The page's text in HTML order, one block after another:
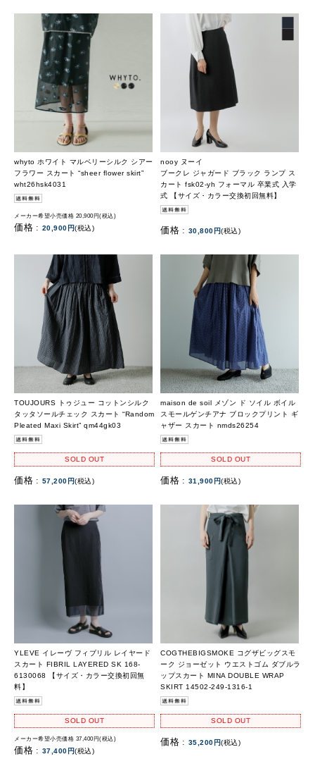
whyto ホワイト マルベリーシルク シアー
フラワー スカート “sheer flower skirt”
wht26hsk4031
メーカー希望小売価格 20,900円(税込)
価格 : 20,900円(税込)
nooy ヌーイ
ブークレ ジャガード ブラック ランプ ス
カート fsk02-yh フォーマル 卒業式 入学
式 【サイズ・カラー交換初回無料】
価格 : 30,800円(税込)
TOUJOURS トゥジュー コットンシルク
タッタソールチェック スカート “Random
Pleated Maxi Skirt” qm44gk03
SOLD OUT
価格 : 57,200円(税込)
maison de soil メゾン ド ソイル ボイル
スモールゲンチアナ ブロックプリント ギ
ャザー スカート nmds26254
SOLD OUT
価格 : 31,900円(税込)
YLEVE イレーヴ フィブリル レイヤード
スカート FIBRIL LAYERED SK 168-
6130068 【サイズ・カラー交換初回無
料】
SOLD OUT
メーカー希望小売価格 37,400円(税込)
価格 : 37,400円(税込)
COGTHEBIGSMOKE コグザビッグスモ
ーク ジョーゼット ウエストゴム ダブルラ
ップスカート MINA DOUBLE WRAP
SKIRT 14502-249-1316-1
SOLD OUT
価格 : 35,200円(税込)